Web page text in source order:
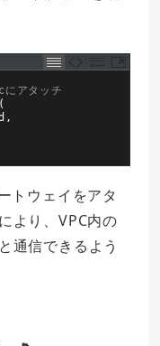
にアタッチ
(
,
トウェイをアタ
より、VPC内の
通信できるよう